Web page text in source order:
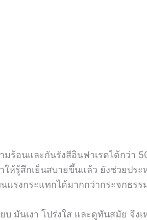
ร้อนและกันรังสีอินฟาเรดได้กว่า
ห้รู้สึกเย็นสบายขึ้นแล้ว ยังช่วยปร
รงกระแทกได้มากกว่ากระจกธรร
บ มันเงา โปร่งใส และดูทันสมัย จึ